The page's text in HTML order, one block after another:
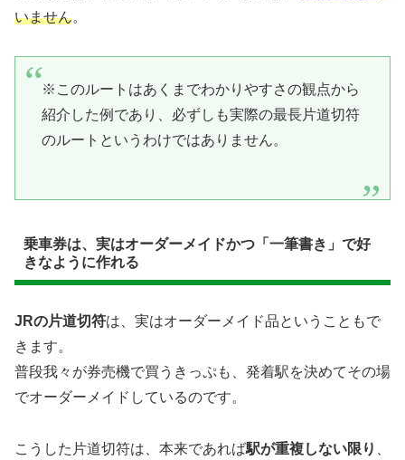
いません。
※このルートはあくまでわかりやすさの観点から
紹介した例であり、必ずしも実際の最長片道切符
のルートというわけではありません。
乗車券は、実はオーダーメイドかつ「一筆書き」で好
きなように作れる
JRの片道切符は、実はオーダーメイド品ということもで
きます。
普段我々が券売機で買うきっぷも、発着駅を決めてその場
でオーダーメイドしているのです。
こうした片道切符は、本来であれば駅が重複しない限り